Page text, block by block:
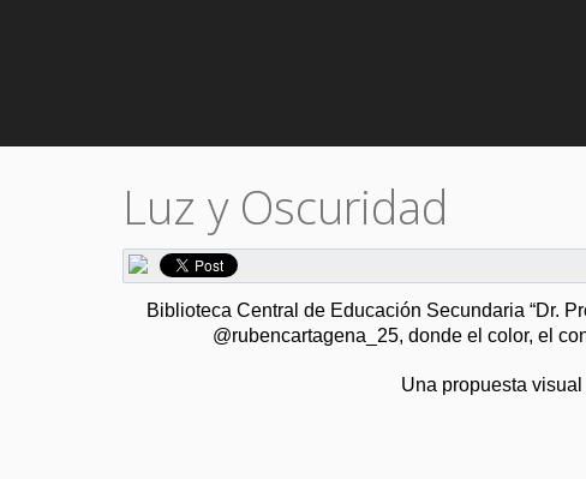
Luz y Oscuridad
Biblioteca Central de Educación Secundaria “Dr.
@rubencartagena_25, donde el color, el
Una propuesta